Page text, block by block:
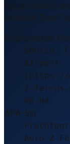
Sie schreiben
LinkedIn-Post?
Empfohlenes
Source:
Airport
(https://
z-ferrus-
08-04
APA-Stil
Aero Z